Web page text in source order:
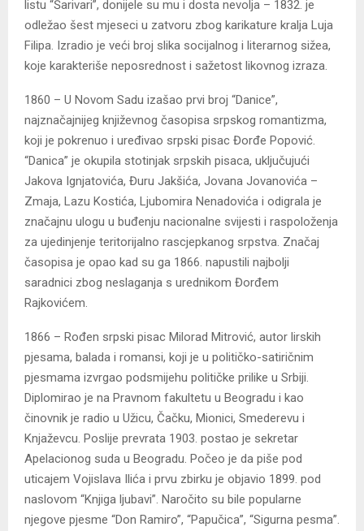
listu “Šarivari”, donijele su mu i dosta nevolja – 1832. je
odležao šest mjeseci u zatvoru zbog karikature kralja Luja
Filipa. Izradio je veći broj slika socijalnog i literarnog sižea,
koje karakteriše neposrednost i sažetost likovnog izraza.
1860 – U Novom Sadu izašao prvi broj “Danice”,
najznačajnijeg književnog časopisa srpskog romantizma,
koji je pokrenuo i uređivao srpski pisac Đorđe Popović.
“Danica” je okupila stotinjak srpskih pisaca, uključujući
Jakova Ignjatovića, Đuru Jakšića, Jovana Jovanovića –
Zmaja, Lazu Kostića, Ljubomira Nenadovića i odigrala je
značajnu ulogu u buđenju nacionalne svijesti i raspoloženja
za ujedinjenje teritorijalno rascjepkanog srpstva. Značaj
časopisa je opao kad su ga 1866. napustili najbolji
saradnici zbog neslaganja s urednikom Đorđem
Rajkovićem.
1866 – Rođen srpski pisac Milorad Mitrović, autor lirskih
pjesama, balada i romansi, koji je u političko-satiričnim
pjesmama izvrgao podsmijehu političke prilike u Srbiji.
Diplomirao je na Pravnom fakultetu u Beogradu i kao
činovnik je radio u Užicu, Čačku, Mionici, Smederevu i
Knjaževcu. Poslije prevrata 1903. postao je sekretar
Apelacionog suda u Beogradu. Počeo je da piše pod
uticajem Vojislava Ilića i prvu zbirku je objavio 1899. pod
naslovom “Knjiga ljubavi”. Naročito su bile popularne
njegove pjesme “Don Ramiro”, “Papučica”, “Sigurna pesma”.